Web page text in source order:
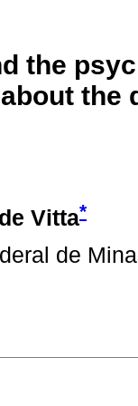
the
the
Vitta*
de